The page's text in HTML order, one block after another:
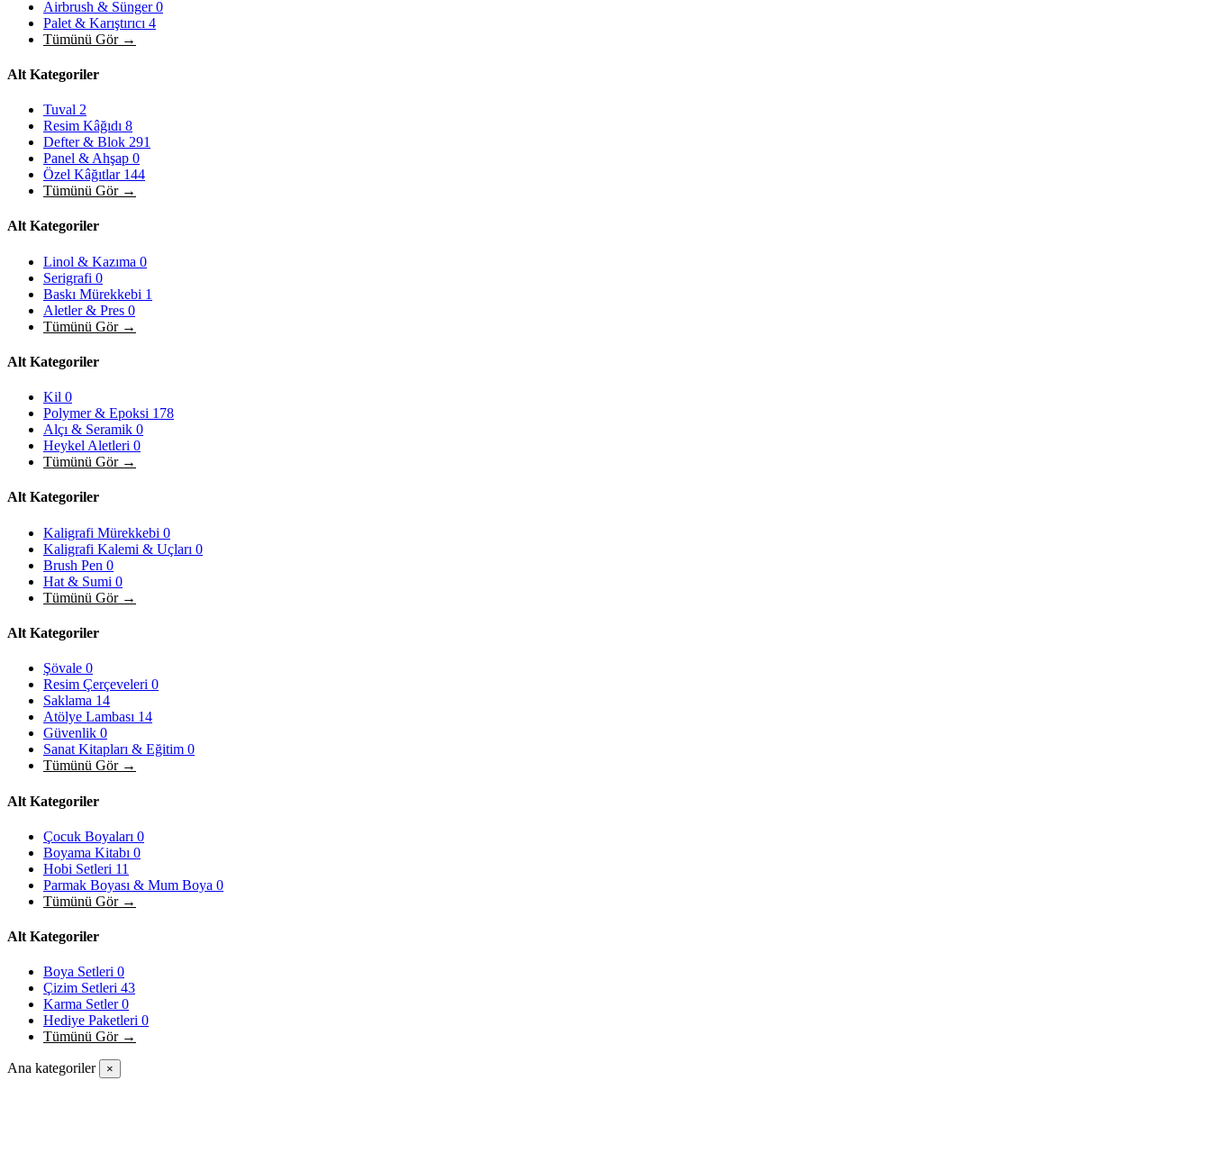
Airbrush & Sünger0
Palet & Karıştırıcı 4
Tümünü Gör →
Alt Kategoriler
Tuval 2
Resim Kâğıdı 8
Defter & Blok 291
Panel & Ahşap 0
Özel Kâğıtlar 144
Tümünü Gör →
Alt Kategoriler
Linol & Kazıma 0
Serigrafi 0
Baskı Mürekkebi 1
Aletler & Pres 0
Tümünü Gör →
Alt Kategoriler
Kil 0
Polymer & Epoksi 178
Alçı & Seramik 0
Heykel Aletleri 0
Tümünü Gör →
Alt Kategoriler
Kaligrafi Mürekkebi 0
Kaligrafi Kalemi & Uçları 0
Brush Pen 0
Hat & Sumi 0
Tümünü Gör →
Alt Kategoriler
Şövale 0
Resim Çerçeveleri 0
Saklama 14
Atölye Lambası 14
Güvenlik 0
Sanat Kitapları & Eğitim 0
Tümünü Gör →
Alt Kategoriler
Çocuk Boyaları 0
Boyama Kitabı 0
Hobi Setleri 11
Parmak Boyası & Mum Boya 0
Tümünü Gör →
Alt Kategoriler
Boya Setleri 0
Çizim Setleri 43
Karma Setler0
Hediye Paketleri 0
Tümünü Gör →
Ana kategoriler ×